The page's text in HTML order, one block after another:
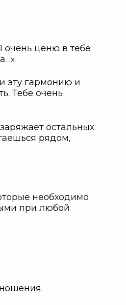
очень ценю в тебе
эту гармонию и
Тебе очень
остальных
рядом,
необходимо
при любой